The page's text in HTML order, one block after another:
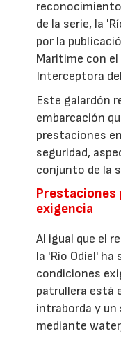
de la serie, la
por la
Maritime con el
Interceptora
Este galardón
embarcación
prestaciones
seguridad,
conjunto de la
Prestaciones
exigencia
Al igual que el
la 'Río Odiel' ha
condiciones
patrullera está
intraborda y un
mediante